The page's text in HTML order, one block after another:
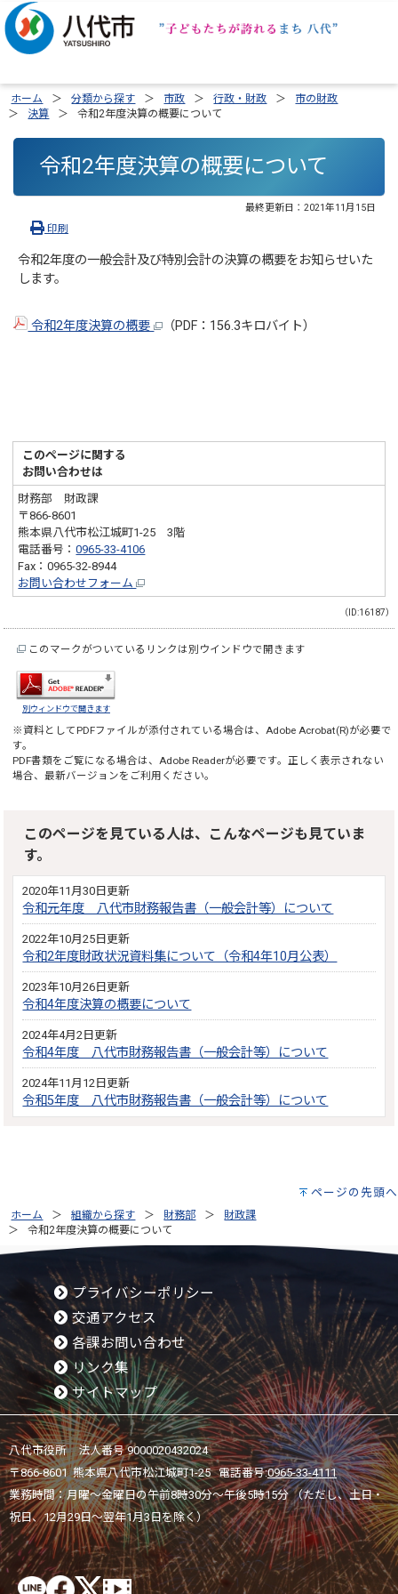
ホーム 分類から探す 市政 行政・財政
市の財政
決算
令和2年度決算の概要について
令和2年度決算の概要について
最終更新日： 2021年11月15日
印刷
令和2年度の一般会計及び特別会計の決算の概要をお知らせいた
します。
令和2年度決算の概要 （PDF：156.3キロバイト）
このページに関する
お問い合わせは
財務部 財政課
〒866-8601
熊本県八代市松江城町1-25 3階
電話番号：0965-33-4106
Fax：0965-32-8944
お問い合わせフォーム
（ID:16187）
このマークがついているリンクは別ウインドウで開きます
別ウィンドウで開きます
※資料としてPDFファイルが添付されている場合は、 Adobe Acrobat(R)が必要で
す。
PDF書類をご覧になる場合は、 Adobe Readerが必要です。正しく表示されない
場合、最新バージョンをご利用ください。
このページを見ている人は、こんなページも見ていま
す。
2020年11月30日更新
令和元年度 八代市財務報告書（一般会計等）について
2022年10月25日更新
令和2年度財政状況資料集について（令和4年10月公表）
2023年10月26日更新
令和4年度決算の概要について
2024年4月2日更新
令和4年度 八代市財務報告書（一般会計等）について
2024年11月12日更新
令和5年度 八代市財務報告書（一般会計等）について
ページの先頭へ
ホーム 組織から探す 財務部
財政課
令和2年度決算の概要について
プライバシーポリシー
交通アクセス
各課お問い合わせ
リンク集
サイトマップ
八代市役所 法人番号 9000020432024
〒866-8601 熊本県八代市松江城町1-25 電話番号:0965-33-4111
業務時間：月曜～金曜日の午前8時30分～午後5時15分 （ただし、土日・
祝日、12月29日～翌年1月3日を除く）